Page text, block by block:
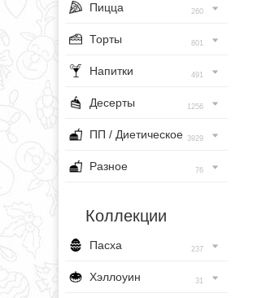
Пицца 260
Торты 801
Напитки 491
Десерты 1256
ПП / Диетическое 3929
Разное 76
Коллекции
Пасха 237
Хэллоуин 31